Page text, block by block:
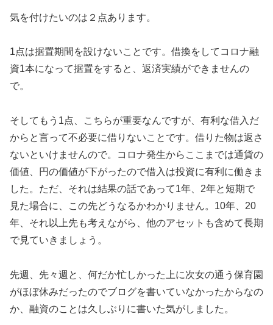
気を付けたいのは２点あります。
1点は据置期間を設けないことです。借換をしてコロナ融
資1本になって据置をすると、返済実績ができませんの
で。
そしてもう1点、こちらが重要なんですが、有利な借入だ
からと言って不必要に借りないことです。借りた物は返さ
ないといけませんので。コロナ発生からここまでは通貨の
価値、円の価値が下がったので借入は投資に有利に働きま
した。ただ、それは結果の話であって1年、2年と短期で
見た場合に、この先どうなるかわかりません。10年、20
年、それ以上先も考えながら、他のアセットも含めて長期
で見ていきましょう。
先週、先々週と、何だか忙しかった上に次女の通う保育園
がほぼ休みだったのでブログを書いていなかったからなの
か、融資のことは久しぶりに書いた気がしました。